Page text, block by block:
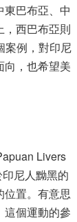
巴布亞、中
，西巴布亞則
案例，對印尼
向，也希望美
Livers
尼人黝黑的
位置。有意思
這個運動的參